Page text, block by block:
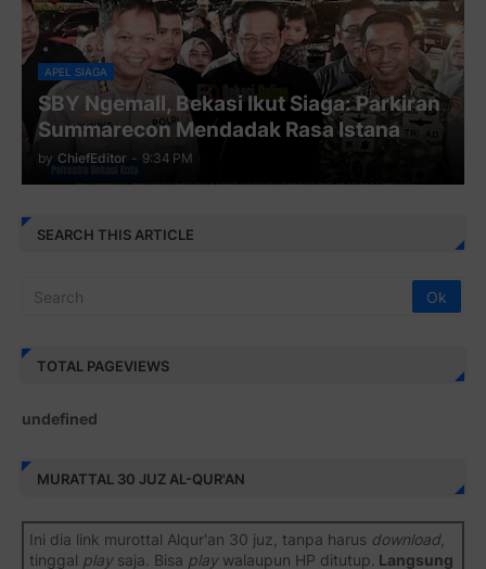
APEL SIAGA
SBY Ngemall, Bekasi Ikut Siaga: Parkiran
Summarecon Mendadak Rasa Istana
by ChiefEditor - 9:34 PM
SEARCH THIS ARTICLE
TOTAL PAGEVIEWS
undefined
MURATTAL 30 JUZ AL-QUR'AN
Ini dia link murottal Alqur'an 30 juz, tanpa harus download,
tinggal playsaja. Bisa playwalaupun HP ditutup. Langsung